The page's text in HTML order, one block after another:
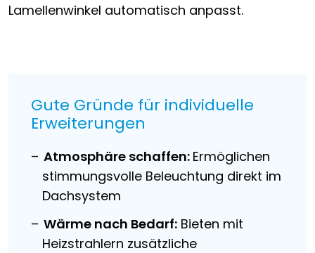
Lamellenwinkel automatisch anpasst.
Gute Gründe für individuelle
Erweiterungen
Atmosphäre schaffen: Ermöglichen
stimmungsvolle Beleuchtung direkt im
Dachsystem
Wärme nach Bedarf: Bieten mit
Heizstrahlern zusätzliche